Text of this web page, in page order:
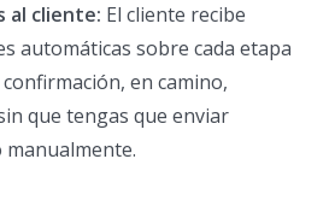
al cliente: El cliente recibe
automáticas sobre cada etapa
en camino,
que tengas que enviar